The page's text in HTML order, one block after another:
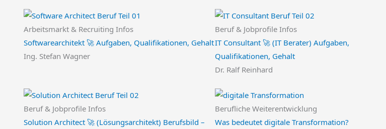
Arbeitsmarkt & Recruiting Infos
Softwarearchitekt 🚀 Aufgaben, Qualifikationen, Gehalt
Ing. Stefan Wagner
Beruf & Jobprofile Infos
IT Consultant 🚀 (IT Berater) Aufgaben,
Qualifikationen, Gehalt
Dr. Ralf Reinhard
Beruf & Jobprofile Infos
Solution Architect 🚀 (Lösungsarchitekt) Berufsbild –
Berufliche Weiterentwicklung
Was bedeutet digitale Transformation?